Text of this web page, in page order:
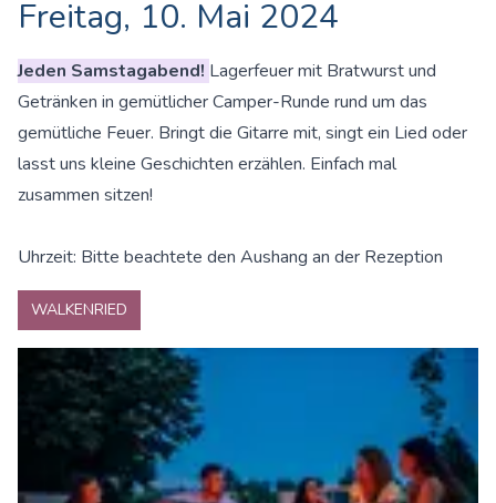
Freitag, 10. Mai 2024
Jeden Samstagabend! Lagerfeuer mit Bratwurst und
Getränken in gemütlicher Camper-Runde rund um das
gemütliche Feuer. Bringt die Gitarre mit, singt ein Lied oder
lasst uns kleine Geschichten erzählen. Einfach mal
zusammen sitzen!
Uhrzeit: Bitte beachtete den Aushang an der Rezeption
WALKENRIED